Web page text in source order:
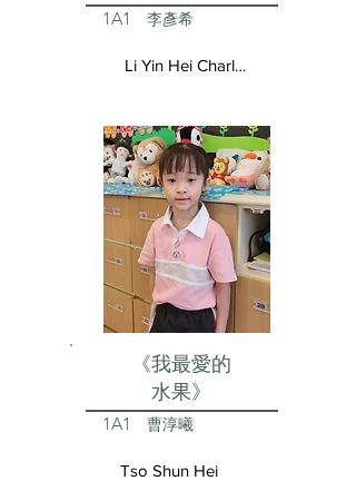
1A1 李彥希
Li Yin Hei Charlotte
《我最愛的
水果》
1A1 曹淳曦
Tso Shun Hei